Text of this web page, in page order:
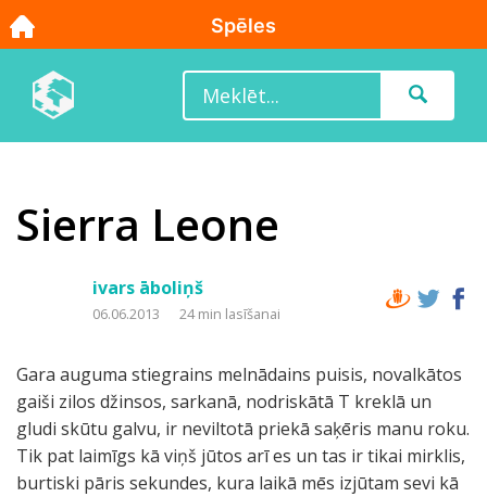
Sierra Leone
ivars āboliņš
06.06.2013 24 min lasīšanai
Gara auguma stiegrains melnādains puisis, novalkātos
gaiši zilos džinsos, sarkanā, nodriskātā T kreklā un
gludi skūtu galvu, ir neviltotā priekā saķēris manu roku.
Tik pat laimīgs kā viņš jūtos arī es un tas ir tikai mirklis,
burtiski pāris sekundes, kura laikā mēs izjūtam sevi kā